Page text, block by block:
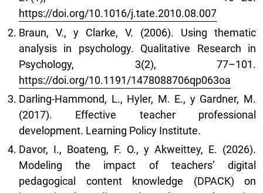
https://doi.org/10.1016/j.tate.2010.08.007
Braun, V., y Clarke, V. (2006). Using thematic
analysis in psychology. Qualitative Research in
Psychology, 3(2), 77–101.
https://doi.org/10.1191/1478088706qp063oa
Darling-Hammond, L., Hyler, M. E., y Gardner, M.
(2017). Effective teacher professional
development. Learning Policy Institute.
Davor, I., Boateng, F. O., y Akweittey, E. (2026).
Modeling the impact of teachers’ digital
pedagogical content knowledge (DPACK) on